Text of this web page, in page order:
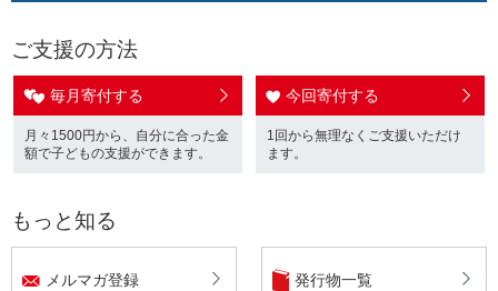
ご支援の方法
毎月寄付する
月々1500円から、自分に合った金
額で子どもの支援ができます。
今回寄付する
1回から無理なくご支援いただけ
ます。
もっと知る
メルマガ登録 発行物一覧